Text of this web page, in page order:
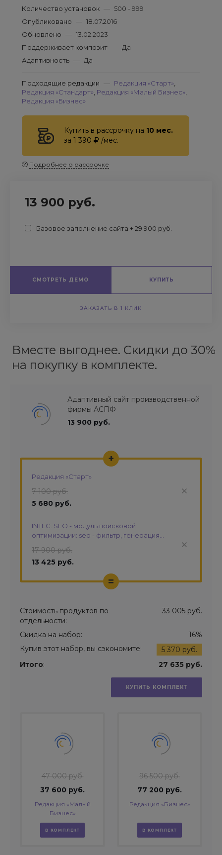
Количество установок — 500 - 999
Опубликовано — 18.07.2016
Обновлено — 13.02.2023
Поддерживает композит — Да
Адаптивность — Да
Подходящие редакции — Редакция «Старт»
Редакция «Стандарт» Редакция «Малый Бизнес»
Редакция «Бизнес»
Купить в рассрочку на 10 мес.
за 1 390
/мес.
Подробнее о рассрочке
13 900 руб.
Базовое заполнение сайта + 29 900 руб.
СМОТРЕТЬ ДЕМО КУПИТЬ
ЗАКАЗАТЬ В 1 КЛИК
Вместе выгоднее. Скидки до 30%
на покупку в комплекте.
Адаптивный сайт производственной
фирмы АСПФ
13 900 руб.
Редакция «Старт»
7 100 руб.
5 680 руб.
INTEC. SEO - модуль поисковой
оптимизации: seo - фильтр, генерация
17 900 руб.
13 425 руб.
+
=
Стоимость продуктов по
отдельности:
33 005 руб.
Скидка на набор:
16%
Купив этот набор, вы сэкономите:
5 370 руб.
Итого: 27 635 руб.
КУПИТЬ КОМПЛЕКТ
47 000 руб.
37 600 руб.
Редакция «Малый
Бизнес»
В КОМПЛЕКТ
96 500 руб.
77 200 руб.
Редакция «Бизнес»
В КОМПЛЕКТ